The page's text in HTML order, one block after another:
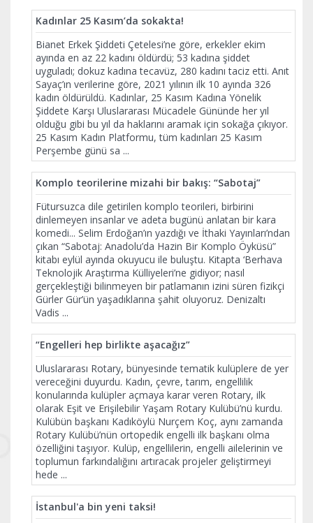
Kadınlar 25 Kasım’da sokakta!
Bianet Erkek Şiddeti Çetelesi’ne göre, erkekler ekim
ayında en az 22 kadını öldürdü; 53 kadına şiddet
uyguladı; dokuz kadına tecavüz, 280 kadını taciz etti. Anıt
Sayaç’ın verilerine göre, 2021 yılının ilk 10 ayında 326
kadın öldürüldü. Kadınlar, 25 Kasım Kadına Yönelik
Şiddete Karşı Uluslararası Mücadele Gününde her yıl
olduğu gibi bu yıl da haklarını aramak için sokağa çıkıyor.
25 Kasım Kadın Platformu, tüm kadınları 25 Kasım
Perşembe günü sa ...
Komplo teorilerine mizahi bir bakış: “Sabotaj”
Fütursuzca dile getirilen komplo teorileri, birbirini
dinlemeyen insanlar ve adeta bugünü anlatan bir kara
komedi... Selim Erdoğan’ın yazdığı ve İthaki Yayınları’ndan
çıkan “Sabotaj: Anadolu’da Hazin Bir Komplo Öyküsü”
kitabı eylül ayında okuyucu ile buluştu. Kitapta ‘Berhava
Teknolojik Araştırma Külliyeleri’ne gidiyor; nasıl
gerçekleştiği bilinmeyen bir patlamanın izini süren fizikçi
Gürler Gür’ün yaşadıklarına şahit oluyoruz. Denizaltı
Vadis ...
“Engelleri hep birlikte aşacağız”
Uluslararası Rotary, bünyesinde tematik kulüplere de yer
vereceğini duyurdu. Kadın, çevre, tarım, engellilik
konularında kulüpler açmaya karar veren Rotary, ilk
olarak Eşit ve Erişilebilir Yaşam Rotary Kulübü’nü kurdu.
Kulübün başkanı Kadıköylü Nurçem Koç, aynı zamanda
Rotary Kulübü’nün ortopedik engelli ilk başkanı olma
özelliğini taşıyor. Kulüp, engellilerin, engelli ailelerinin ve
toplumun farkındalığını artıracak projeler geliştirmeyi
hede ...
İstanbul'a bin yeni taksi!